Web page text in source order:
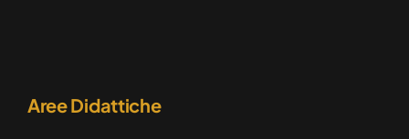
Aree Didattiche